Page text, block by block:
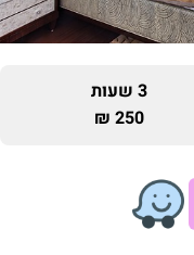
3 שעות
250 ₪